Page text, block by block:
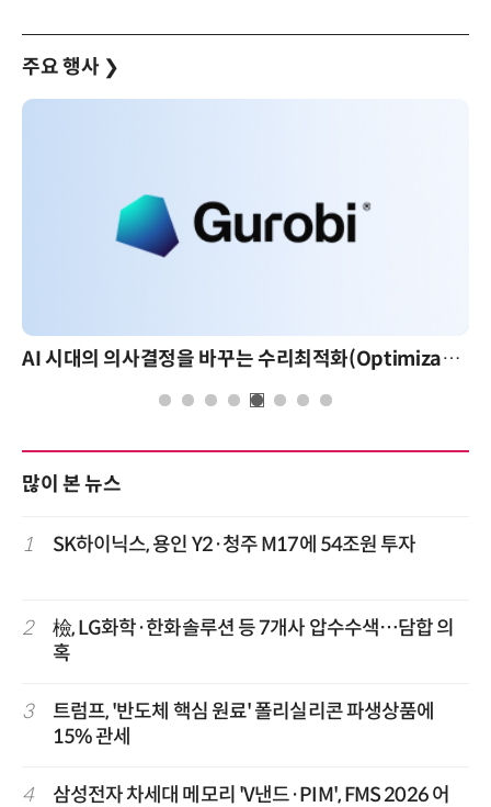
주요 행사 ❯
AI 시대의 의사결정을 바꾸는 수리최적화(Optimization): 실제 산업 적용 사례와 활용 전략
많이 본 뉴스
1 SK하이닉스, 용인 Y2·청주 M17에 54조원 투자
2
檢, LG화학·한화솔루션 등 7개사 압수수색…담합 의
혹
3
트럼프, '반도체 핵심 원료' 폴리실리콘 파생상품에
15% 관세
4
삼성전자 차세대 메모리 'V낸드·PIM', FMS 2026 어